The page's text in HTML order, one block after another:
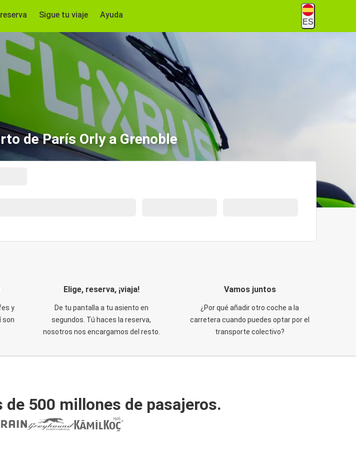
Sigue tu viaje Ayuda
ES
de París Orly a Grenoble
y
son
Elige, reserva, ¡viaja!
De tu pantalla a tu asiento en
segundos. Tú haces la reserva,
nosotros nos encargamos del resto.
Vamos juntos
¿Por qué añadir otro coche a la
carretera cuando puedes optar por el
transporte colectivo?
de 500 millones de pasajeros.